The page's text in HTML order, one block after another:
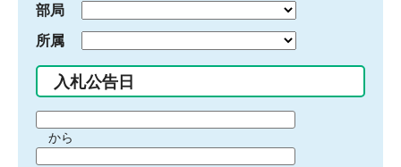
部局
所属
入札公告日
間から